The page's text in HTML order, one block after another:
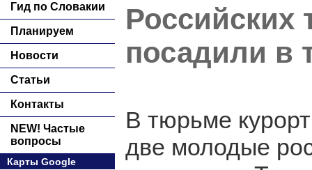
Гид по Словакии
Планируем
Новости
Статьи
Контакты
NEW! Частые
вопросы
Карты Google
Российских
посадили в
В тюрьме
две молодые